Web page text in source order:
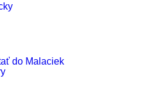
do Malaciek